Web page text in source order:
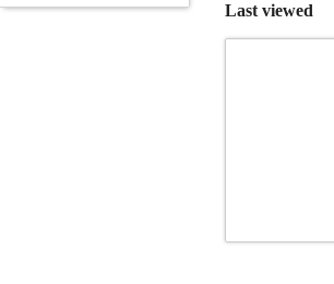
Last viewed